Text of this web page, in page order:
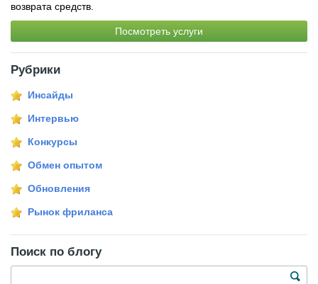
возврата средств.
Посмотреть услуги
Рубрики
Инсайды
Интервью
Конкурсы
Обмен опытом
Обновления
Рынок фриланса
Поиск по блогу